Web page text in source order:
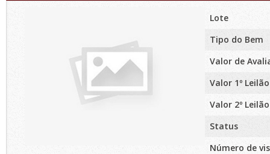
Lote
Tipo do Bem
Valor de
Valor 1º Leilão
Valor 2º Leilão
Status
Número de